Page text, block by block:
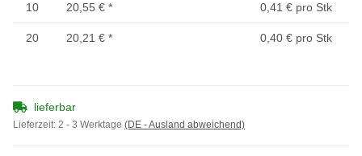
10 20,55 € * 0,41 € pro Stk
20 20,21 € * 0,40 € pro Stk
lieferbar
Lieferzeit: 2 - 3 Werktage (DE - Ausland abweichend)